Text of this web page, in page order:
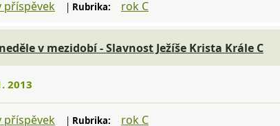
příspěvek | Rubrika: rok C
v mezidobí - Slavnost Ježíše Krista Krále C
2013
příspěvek | Rubrika: rok C